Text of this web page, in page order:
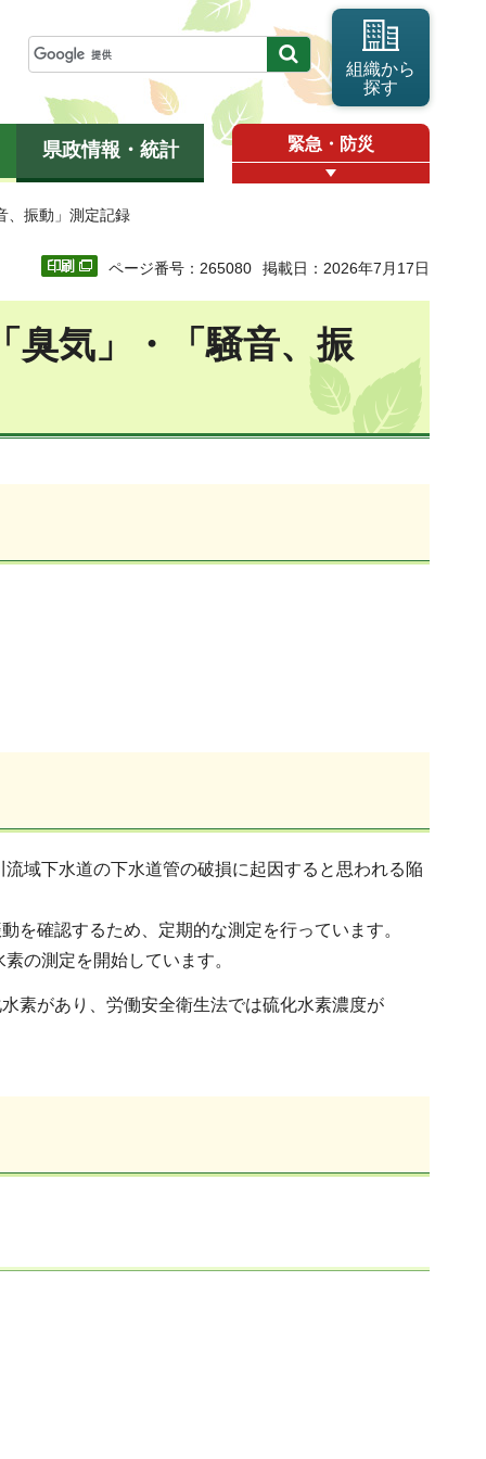
組織から
探す
県政情報・統計 緊急・防災
、振動」測定記録
ページ番号：265080 掲載日：2026年7月17日
臭気」・「騒音、振
域下水道の下水道管の破損に起因すると思われる陥
を確認するため、定期的な測定を行っています。
の測定を開始しています。
素があり、労働安全衛生法では硫化水素濃度が